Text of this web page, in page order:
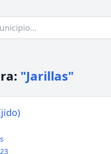
"Jarillas"